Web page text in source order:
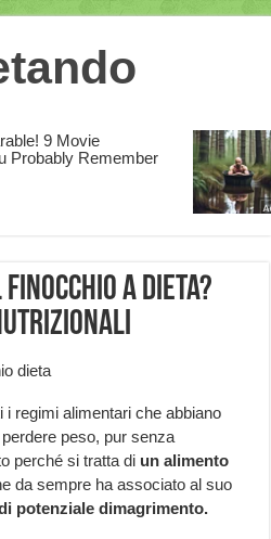
finocchio a dieta?
i regimi alimentari che abbiano
peso, pur senza
perché si tratta di un alimento
da sempre ha associato al suo
potenziale dimagrimento.